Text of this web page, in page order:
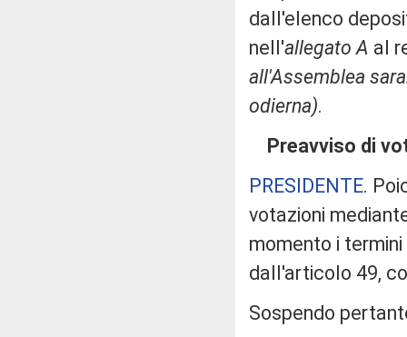
dall'elenco
nell'allegato A al
all'Assemblea
odierna).
Preavviso di
PRESIDENTE.
votazioni
momento i
dall'articolo 49,
Sospendo